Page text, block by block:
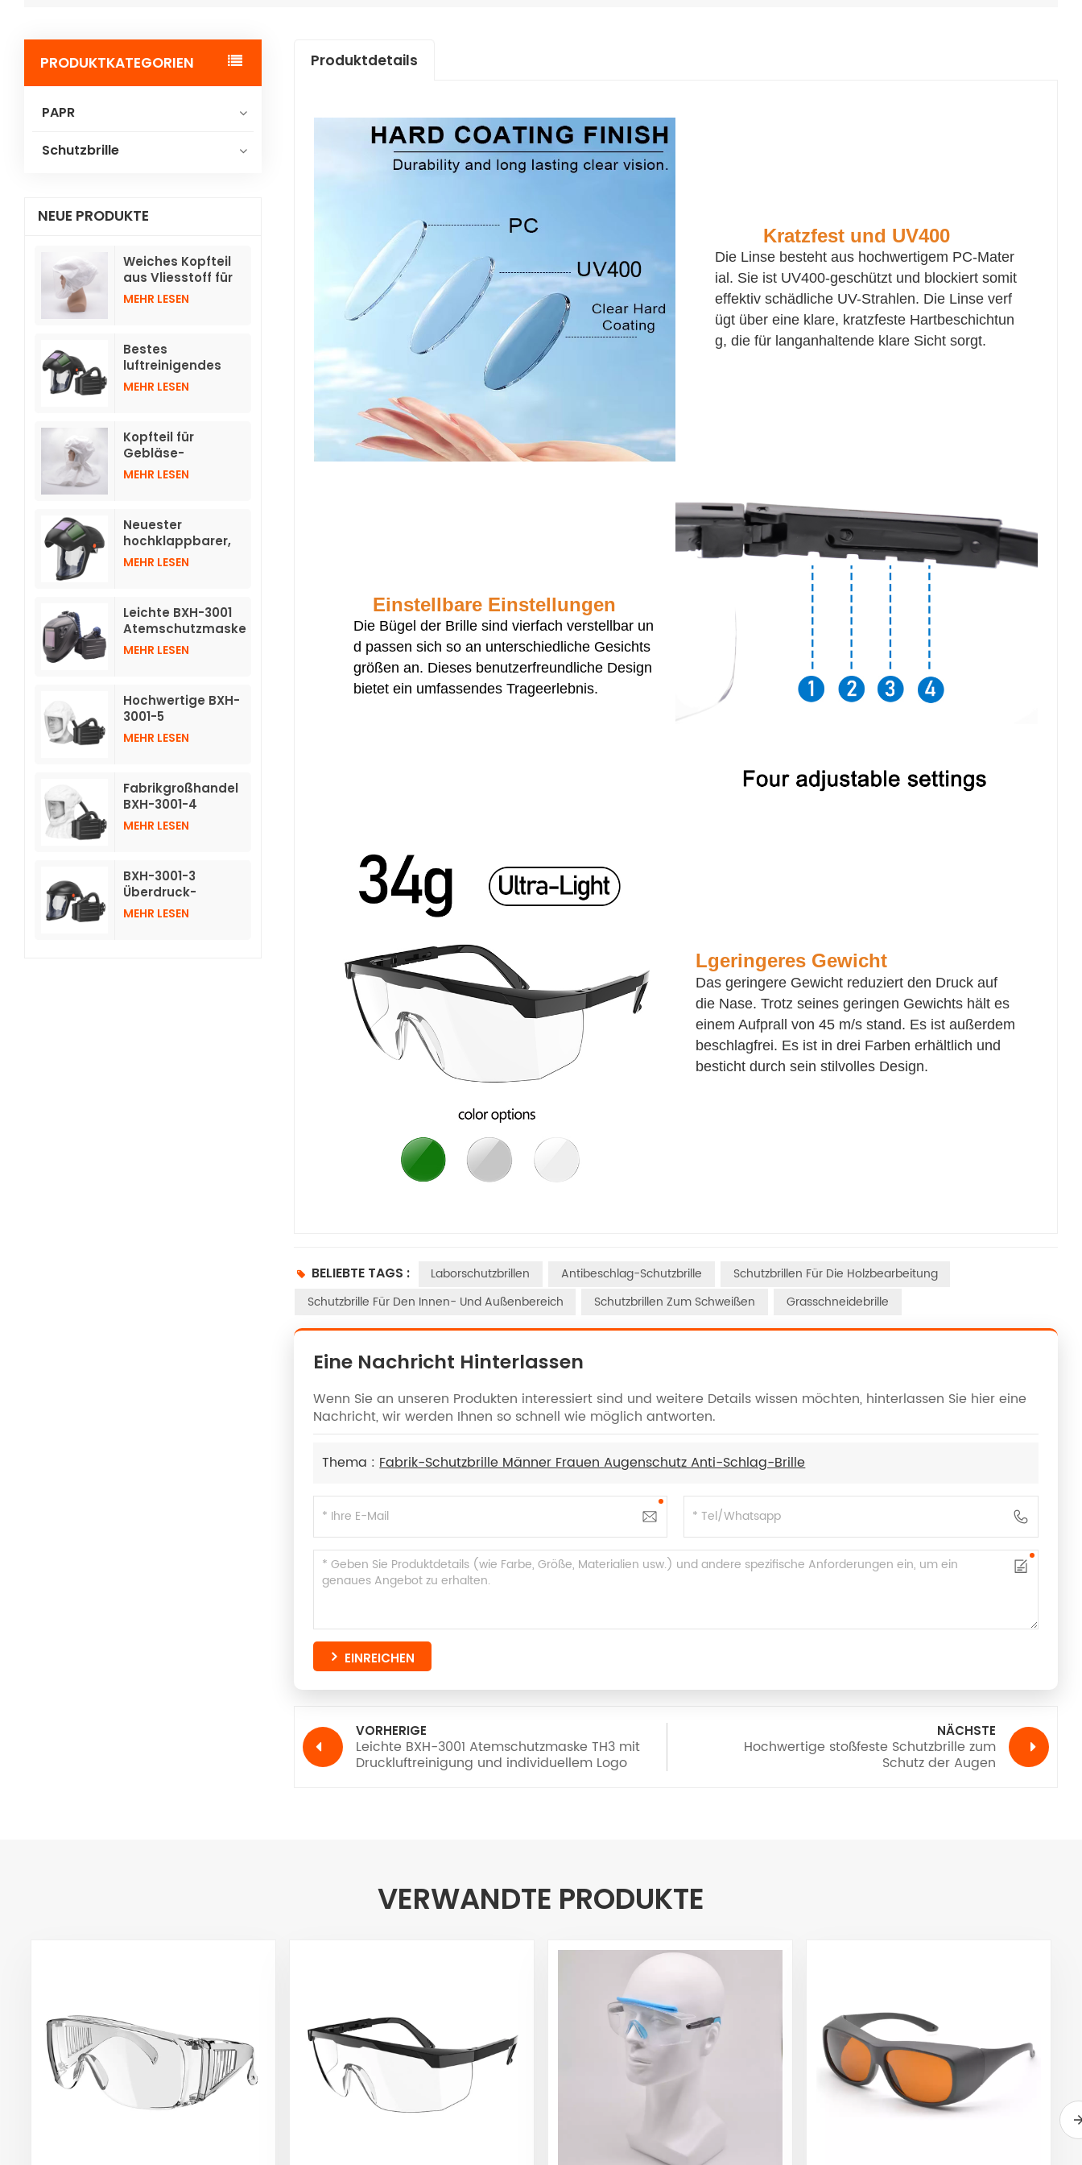
PRODUKTKATEGORIEN
PAPR
Schutzbrille
NEUE PRODUKTE
Weiches Kopfteil
aus Vliesstoff für
Gebläse-
MEHR LESEN
Bestes
luftreinigendes
Atemschutzgerät
automatisch
verdunkelnden
Helmen
MEHR LESEN
Kopfteil für
Gebläse-
Atemschutzgeräte
MEHR LESEN
Neuester
hochklappbarer,
automatisch
Atemschutzgeräte
mit Luftreinigung
MEHR LESEN
Leichte BXH-3001
Atemschutzmaske
TH3 mit
Logo und
Schweißhelm
MEHR LESEN
Hochwertige BXH-
3001-5
Atemschutzmasken
MEHR LESEN
Fabrikgroßhandel
BXH-3001-4
Atemschutzmasken
Vlieshaube
MEHR LESEN
BXH-3001-3
Überdruck-
Luftreinigungs-
MEHR LESEN
Produktdetails
Kratzfest und UV400
Die Linse besteht aus hochwertigem PC-Mater
ial. Sie ist UV400-geschützt und blockiert somit
effektiv schädliche UV-Strahlen. Die Linse verf
ügt über eine klare, kratzfeste Hartbeschichtun
g, die für langanhaltende klare Sicht sorgt.
Einstellbare Einstellungen
Die Bügel der Brille sind vierfach verstellbar un
d passen sich so an unterschiedliche Gesichts
größen an. Dieses benutzerfreundliche Design
bietet ein umfassendes Trageerlebnis.
Lgeringeres Gewicht
Das geringere Gewicht reduziert den Druck auf
die Nase. Trotz seines geringen Gewichts hält es
einem Aufprall von 45 m/s stand. Es ist außerdem
beschlagfrei. Es ist in drei Farben erhältlich und
besticht durch sein stilvolles Design.
BELIEBTE TAGS : Laborschutzbrillen Antibeschlag-Schutzbrille
Schutzbrillen Für Die Holzbearbeitung
Schutzbrille Für Den Innen- Und Außenbereich
Schutzbrillen Zum Schweißen Grasschneidebrille
Eine Nachricht Hinterlassen
Wenn Sie an unseren Produkten interessiert sind und weitere Details wissen möchten, hinterlassen Sie hier eine
Nachricht, wir werden Ihnen so schnell wie möglich antworten.
Thema :Fabrik-Schutzbrille Männer Frauen Augenschutz Anti-Schlag-Brille
EINREICHEN
VORHERIGE
Leichte BXH-3001 Atemschutzmaske TH3 mit
Druckluftreinigung und individuellem Logo
NÄCHSTE
Hochwertige stoßfeste Schutzbrille zum
Schutz der Augen
VERWANDTE PRODUKTE